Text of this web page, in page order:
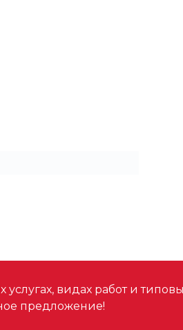
видах работ и
предложение!